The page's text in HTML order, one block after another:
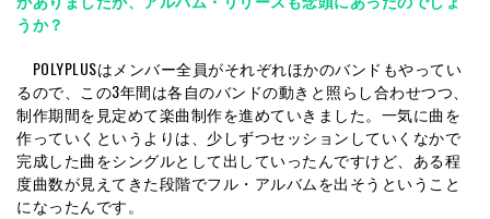
うか？
POLYPLUSはメンバー全員がそれぞれほかのバンドもやってい
るので、この3年間は各自のバンドの動きと照らし合わせつつ、
制作期間を見定めて楽曲制作を進めていきました。一気に曲を
作っていくというよりは、少しずつセッションしていくなかで
完成した曲をシングルとして出していったんですけど、ある程
度曲数が見えてきた段階でフル・アルバムを出そうということ
になったんです。